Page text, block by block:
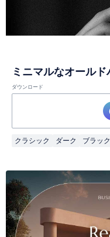
ダウンロード
クラシック ダーク ブラック